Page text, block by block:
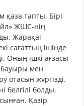
тапты. Бірі
ЖШС-нің
Жарақат
сағаттың ішінде
Оның ішкі ағзасы
бауыры мен
отасын жүргізді.
белгілі болды.
Қазір